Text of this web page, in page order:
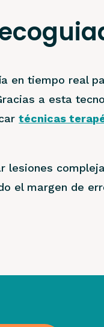
en tiempo real
a esta
técnicas
lesiones
el margen de